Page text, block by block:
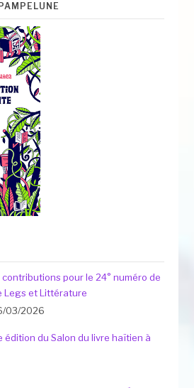
contributions pour le 24° numéro de
Legs et Littérature
03/2026
édition du Salon du livre haïtien à